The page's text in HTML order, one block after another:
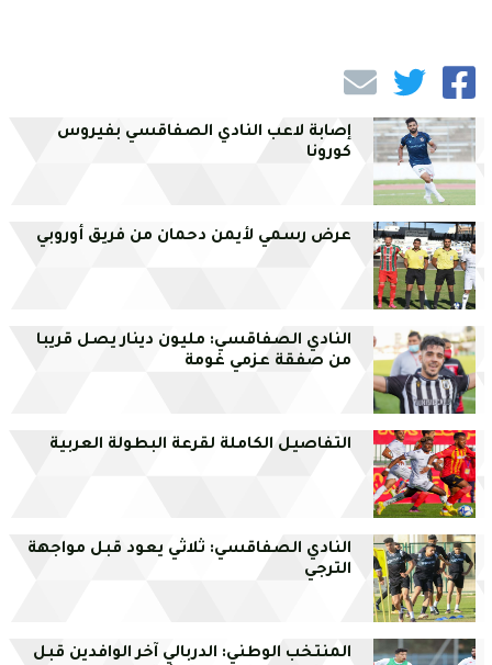
إصابة لاعب النادي الصفاقسي بفيروس
كورونا
عرض رسمي لأيمن دحمان من فريق أوروبي
النادي الصفاقسي: مليون دينار يصل قريبا
من صفقة عزمي غومة
التفاصيل الكاملة لقرعة البطولة العربية
النادي الصفاقسي: ثلاثي يعود قبل مواجهة
الترجي
المنتخب الوطني: الدربالي آخر الوافدين قبل